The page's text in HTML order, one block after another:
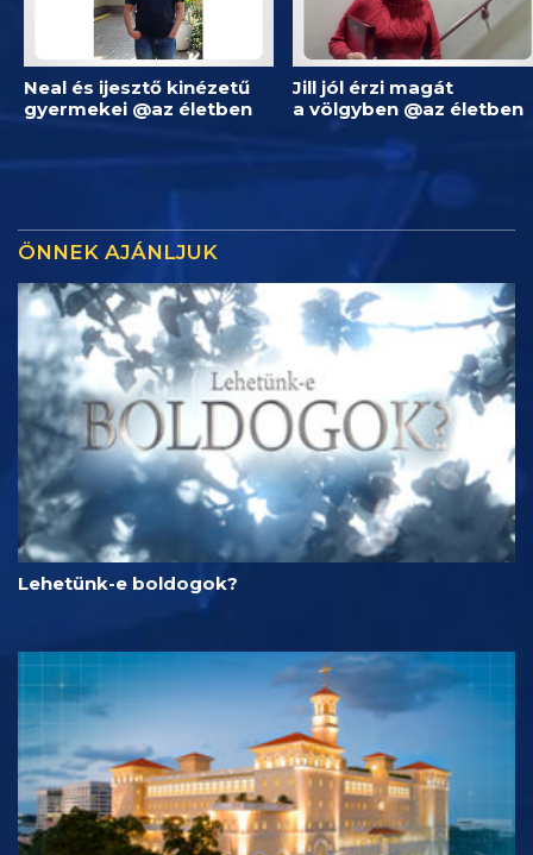
Neal és ijesztő kinézetű
gyermekei @az életben
Jill jól érzi magát
a völgyben @az életben
ÖNNEK AJÁNLJUK
Lehetünk-e boldogok?